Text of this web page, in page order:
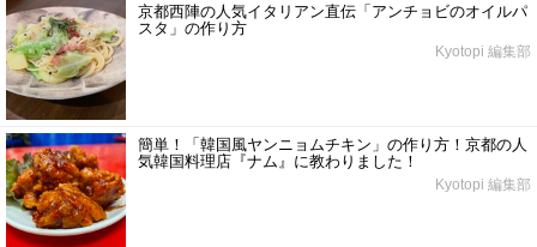
京都西陣の人気イタリアン直伝「アンチョビのオイルパ
スタ」の作り方
Kyotopi 編集部
簡単！「韓国風ヤンニョムチキン」の作り方！京都の人
気韓国料理店『ナム』に教わりました！
Kyotopi 編集部